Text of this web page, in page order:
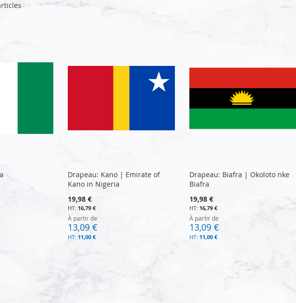
Drapeau: Kano | Emirate of
Kano in Nigeria
19,98 €
16,79 €
À partir de
13,09 €
11,00 €
Drapeau: Biafra | Okoloto nke
Biafra
19,98 €
16,79 €
À partir de
13,09 €
11,00 €